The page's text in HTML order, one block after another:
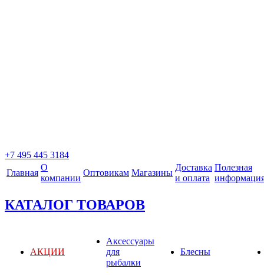
+7 495 445 3184
Главная
О
компании
Оптовикам Магазины
Доставка
и оплата
Полезная
КАТАЛОГ ТОВАРОВ
АКЦИИ
Аксессуары
для
рыбалки
Блесны